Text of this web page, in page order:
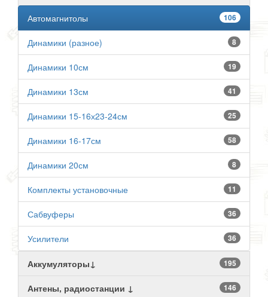
106
Автомагнитолы
8
Динамики (разное)
19
Динамики 10см
41
Динамики 13см
25
Динамики 15-16х23-24см
58
Динамики 16-17см
8
Динамики 20см
11
Комплекты установочные
36
Сабвуферы
36
Усилители
Аккумуляторы↓ 195
Антены, радиостанции ↓ 146